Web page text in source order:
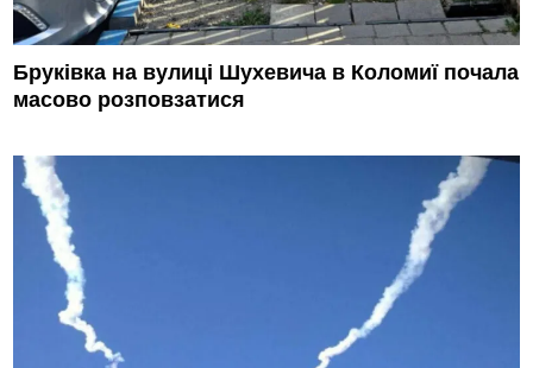
Бруківка на вулиці Шухевича в Коломиї почала
масово розповзатися